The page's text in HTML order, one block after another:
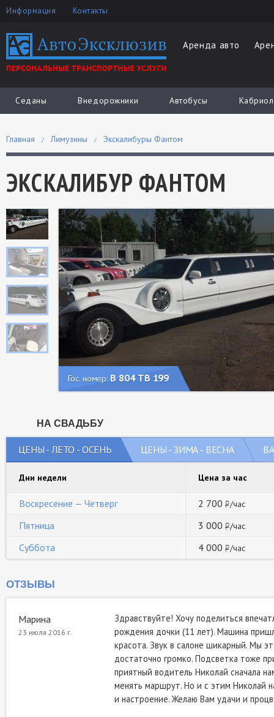
Информация Контакты
Аренда авто
Седаны Внедорожники Автобусы
Главная Лимузины Экскалибуры Фантом
ЭКСКАЛИБУР ФАНТОМ
Гос. номер: В 804 ТВ 199
НА СВАДЬБУ
ЦЕНЫ - ЛЕТО - ОСЕНЬ ЦЕНЫ - ЗИМА - ВЕСНА
Дни недели Цена за час
Воскресение — Четверг 2 700 /час
Пятница 3 000 /час
Суббота 4 000 /час
ОТЗЫВЫ
Марина
23 июля 2016 г.
Здравствуйте! Хочу поделиться
рождения дочки (11 лет). Машина
красота. Звук в салоне шикарный. Мы
достаточно громко. Подсветка тоже
приятный водитель Николай сначала
менять маршрут. Но и с этим Николай
и настроение. Желаю Вам удачи и